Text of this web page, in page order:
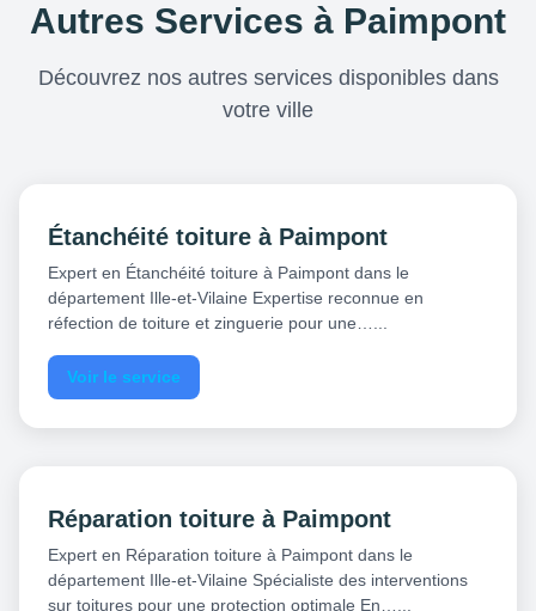
Autres Services à Paimpont
Découvrez nos autres services disponibles dans
votre ville
Étanchéité toiture à Paimpont
Expert en Étanchéité toiture à Paimpont dans le
département Ille-et-Vilaine Expertise reconnue en
réfection de toiture et zinguerie pour une…...
Voir le service
Réparation toiture à Paimpont
Expert en Réparation toiture à Paimpont dans le
département Ille-et-Vilaine Spécialiste des interventions
sur toitures pour une protection optimale En…...